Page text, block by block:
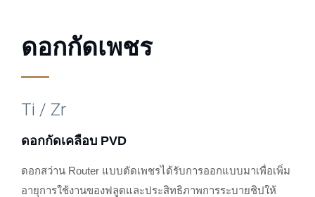
ดอกกัดเพชร
Ti / Zr
ดอกกัดเคลือบ PVD
ดอกสว่าน Router แบบตัดเพชรได้รับการออกแบบมาเพื่อเพิ่ม
อายุการใช้งานของฟลูตและประสิทธิภาพการระบายชิปให้